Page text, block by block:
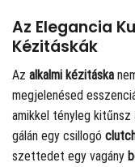
Az Elegancia
Kézitáskák
Az alkalmi kézitáska
megjelenésed
amikkel tényleg
gálán egy csillogó
szettedet egy vagány